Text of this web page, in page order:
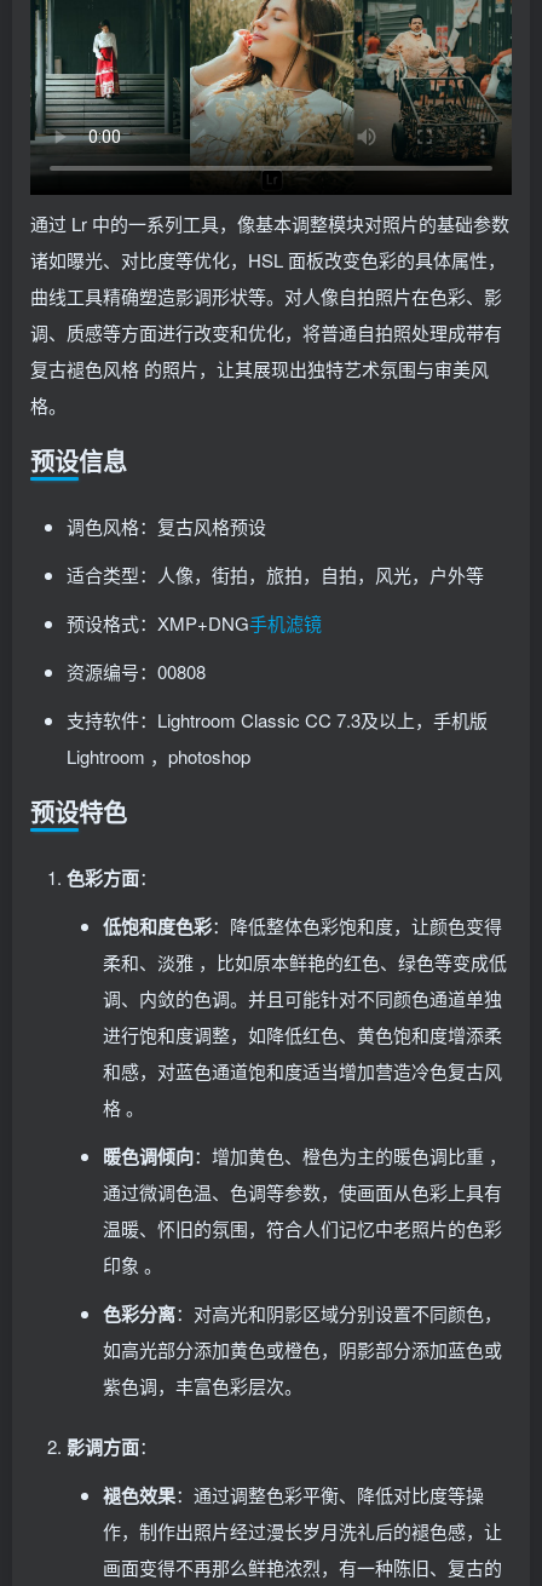
通过 Lr 中的一系列工具，像基本调整模块对照片的基础参数
诸如曝光、对比度等优化，HSL 面板改变色彩的具体属性，
曲线工具精确塑造影调形状等。对人像自拍照片在色彩、影
调、质感等方面进行改变和优化，将普通自拍照处理成带有
复古褪色风格 的照片，让其展现出独特艺术氛围与审美风
格。
预设信息
调色风格：复古风格预设
适合类型：人像，街拍，旅拍，自拍，风光，户外等
预设格式：XMP+DNG手机滤镜
资源编号：00808
支持软件：Lightroom Classic CC 7.3及以上，手机版
Lightroom ，photoshop
预设特色
色彩方面：
低饱和度色彩：降低整体色彩饱和度，让颜色变得
柔和、淡雅 ，比如原本鲜艳的红色、绿色等变成低
调、内敛的色调。并且可能针对不同颜色通道单独
进行饱和度调整，如降低红色、黄色饱和度增添柔
和感，对蓝色通道饱和度适当增加营造冷色复古风
格 。
暖色调倾向：增加黄色、橙色为主的暖色调比重 ，
通过微调色温、色调等参数，使画面从色彩上具有
温暖、怀旧的氛围，符合人们记忆中老照片的色彩
印象 。
色彩分离：对高光和阴影区域分别设置不同颜色，
如高光部分添加黄色或橙色，阴影部分添加蓝色或
紫色调，丰富色彩层次。
影调方面：
褪色效果：通过调整色彩平衡、降低对比度等操
作，制作出照片经过漫长岁月洗礼后的褪色感，让
画面变得不再那么鲜艳浓烈，有一种陈旧、复古的